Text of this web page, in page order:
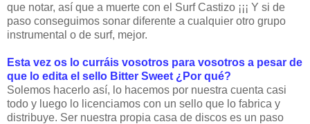
que notar, así que a muerte con el Surf Castizo ¡¡¡ Y si de
paso conseguimos sonar diferente a cualquier otro grupo
instrumental o de surf, mejor.
Esta vez os lo curráis vosotros para vosotros a pesar de
que lo edita el sello Bitter Sweet ¿Por qué?
Solemos hacerlo así, lo hacemos por nuestra cuenta casi
todo y luego lo licenciamos con un sello que lo fabrica y
distribuye. Ser nuestra propia casa de discos es un paso